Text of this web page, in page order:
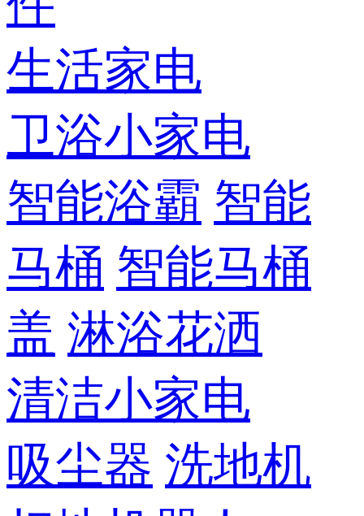
生活家电
卫浴小家电
智能浴霸 智能
马桶 智能马桶
盖 淋浴花洒
清洁小家电
吸尘器 洗地机